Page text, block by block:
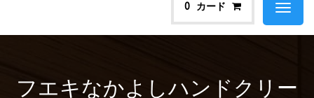
0 カード
Toggle
フエキなかよしハンドクリー